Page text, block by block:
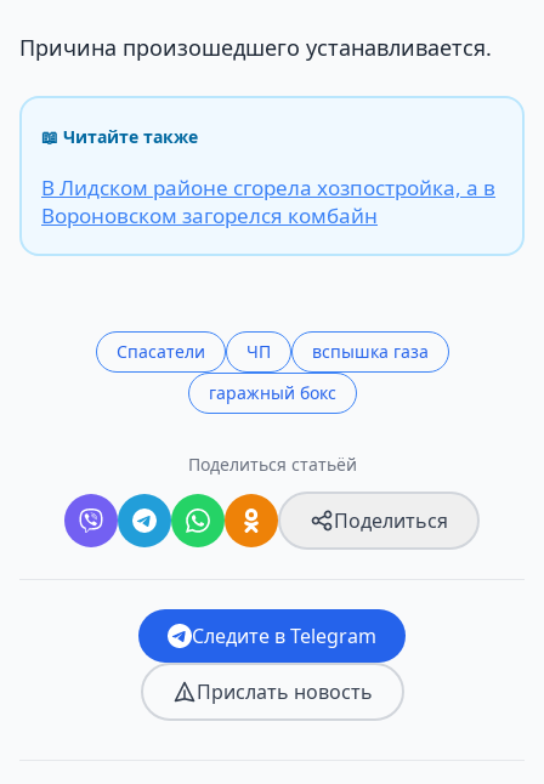
Причина произошедшего устанавливается.
📖 Читайте также
В Лидском районе сгорела хозпостройка, а в
Вороновском загорелся комбайн
Спасатели ЧП
вспышка газа
гаражный бокс
Поделиться статьёй
Поделиться
Следите в Telegram
Прислать новость